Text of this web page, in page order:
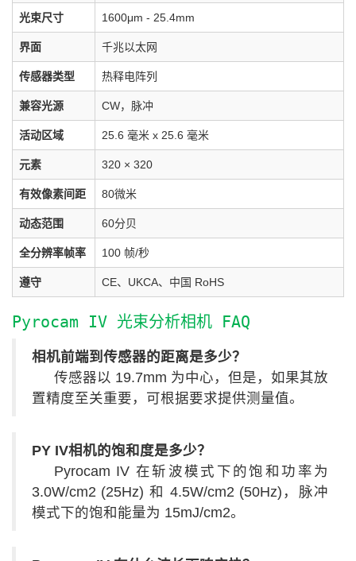
光束尺寸 1600μm - 25.4mm
界面 千兆以太网
传感器类型 热释电阵列
兼容光源 CW，脉冲
活动区域 25.6 毫米 x 25.6 毫米
元素 320 × 320
有效像素间距 80微米
动态范围 60分贝
全分辨率帧率 100 帧/秒
遵守 CE、UKCA、中国 RoHS
Pyrocam IV 光束分析相机 FAQ
相机前端到传感器的距离是多少？
传感器以 19.7mm 为中心，但是，如果其放
置精度至关重要，可根据要求提供测量值。
PY IV相机的饱和度是多少？
Pyrocam IV 在斩波模式下的饱和功率为
3.0W/cm2 (25Hz) 和 4.5W/cm2 (50Hz)，脉冲
模式下的饱和能量为 15mJ/cm2。